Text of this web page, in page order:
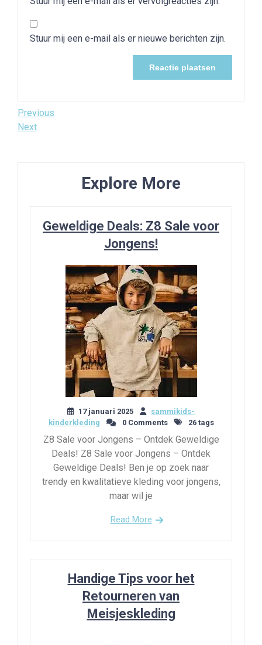
Stuur mij een e-mail als er nieuwe berichten zijn.
Bericht
navigatie
Previous
Post
Previous
Next
Next
Explore More
Geweldige Deals: Z8 Sale voor
Jongens!
17 januari 2025
sammikids-
kinderkleding
0 Comments 26 tags
Z8 Sale voor Jongens – Ontdek Geweldige
Deals! Z8 Sale voor Jongens – Ontdek
Geweldige Deals! Ben je op zoek naar
trendy en kwalitatieve kleding voor jongens,
maar wil je
Read More
Handige Tips voor het
Retourneren van
Meisjeskleding